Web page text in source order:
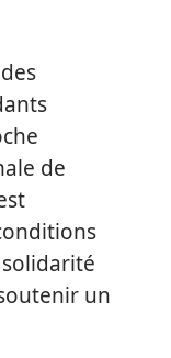
de
solidarité
un